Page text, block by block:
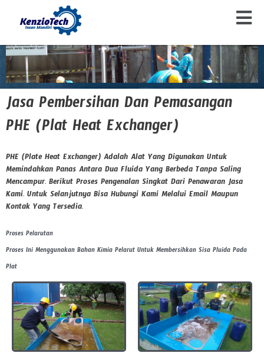
Menu
Jasa Pembersihan Dan Pemasangan PHE
Jasa Pembersihan Dan Pemasangan
PHE (Plat Heat Exchanger)
PHE (Plate Heat Exchanger) Adalah Alat Yang Digunakan Untuk
Memindahkan Panas Antara Dua Fluida Yang Berbeda Tanpa Saling
Mencampur. Berikut Proses Pengenalan Singkat Dari Penawaran Jasa
Kami. Untuk Selanjutnya Bisa Hubungi Kami Melalui Email Maupun
Kontak Yang Tersedia.
Proses Pelarutan
Proses Ini Menggunakan Bahan Kimia Pelarut Untuk Membersihkan Sisa Pluida Pada
Plat